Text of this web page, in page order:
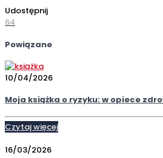
Udostępnij
64
Powiązane
10/04/2026
Moja książka o ryzyku: w opiece
Czytaj więcej
16/03/2026